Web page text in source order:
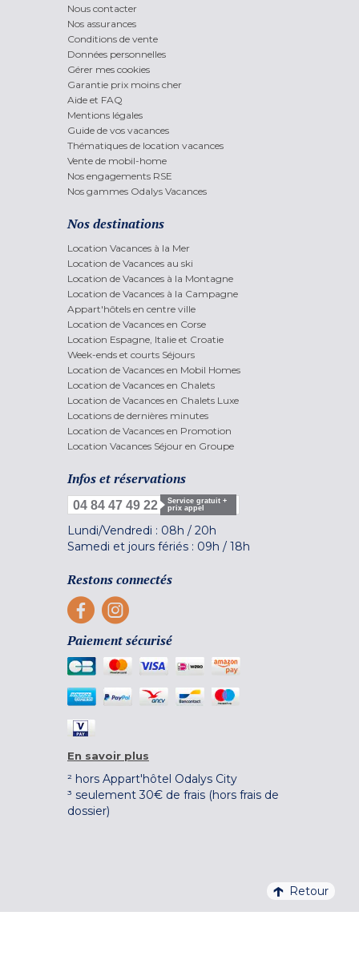
Nous contacter
Nos assurances
Conditions de vente
Données personnelles
Gérer mes cookies
Garantie prix moins cher
Aide et FAQ
Mentions légales
Guide de vos vacances
Thématiques de location vacances
Vente de mobil-home
Nos engagements RSE
Nos gammes Odalys Vacances
Nos destinations
Location Vacances à la Mer
Location de Vacances au ski
Location de Vacances à la Montagne
Location de Vacances à la Campagne
Appart'hôtels en centre ville
Location de Vacances en Corse
Location Espagne, Italie et Croatie
Week-ends et courts Séjours
Location de Vacances en Mobil Homes
Location de Vacances en Chalets
Location de Vacances en Chalets Luxe
Locations de dernières minutes
Location de Vacances en Promotion
Location Vacances Séjour en Groupe
Infos et réservations
04 84 47 49 22
Service gratuit +
prix appel
Lundi/Vendredi : 08h / 20h
Samedi et jours fériés : 09h / 18h
Restons connectés
Paiement sécurisé
En savoir plus
² hors Appart'hôtel Odalys City
³ seulement 30€ de frais (hors frais de
dossier)
Retour